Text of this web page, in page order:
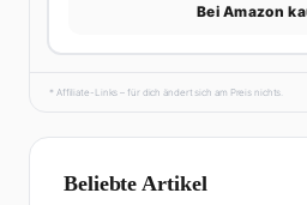
Bei Amazon
* Affiliate-Links – für dich ändert sich am Preis nichts.
Beliebte Artikel